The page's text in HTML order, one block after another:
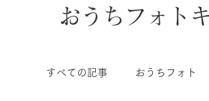
おうちフォト
すべての記事 おうちフォト